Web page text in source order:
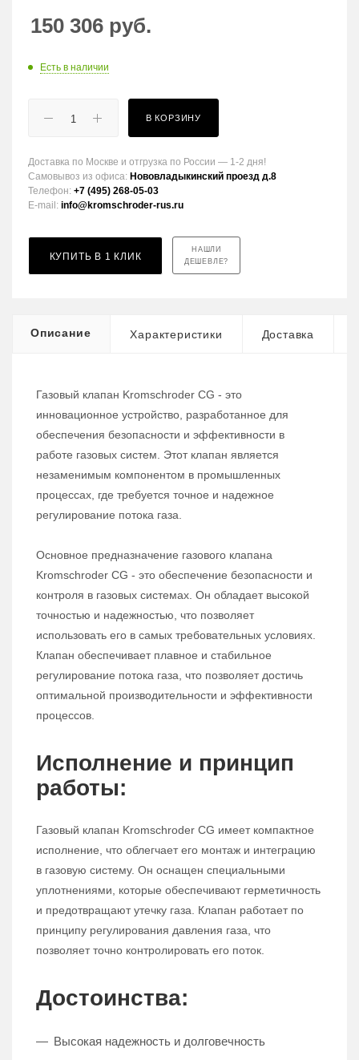
150 306 руб.
Есть в наличии
В КОРЗИНУ
Доставка по Москве и отгрузка по России — 1-2 дня!
Самовывоз из офиса: Нововладыкинский проезд д.8
Телефон: +7 (495) 268-05-03
E-mail: info@kromschroder-rus.ru
КУПИТЬ В 1 КЛИК
НАШЛИ
ДЕШЕВЛЕ?
Описание Характеристики Доставка
Газовый клапан Kromschroder CG - это
инновационное устройство, разработанное для
обеспечения безопасности и эффективности в
работе газовых систем. Этот клапан является
незаменимым компонентом в промышленных
процессах, где требуется точное и надежное
регулирование потока газа.
Основное предназначение газового клапана
Kromschroder CG - это обеспечение безопасности и
контроля в газовых системах. Он обладает высокой
точностью и надежностью, что позволяет
использовать его в самых требовательных условиях.
Клапан обеспечивает плавное и стабильное
регулирование потока газа, что позволяет достичь
оптимальной производительности и эффективности
процессов.
Исполнение и принцип
работы:
Газовый клапан Kromschroder CG имеет компактное
исполнение, что облегчает его монтаж и интеграцию
в газовую систему. Он оснащен специальными
уплотнениями, которые обеспечивают герметичность
и предотвращают утечку газа. Клапан работает по
принципу регулирования давления газа, что
позволяет точно контролировать его поток.
Достоинства:
Высокая надежность и долговечность